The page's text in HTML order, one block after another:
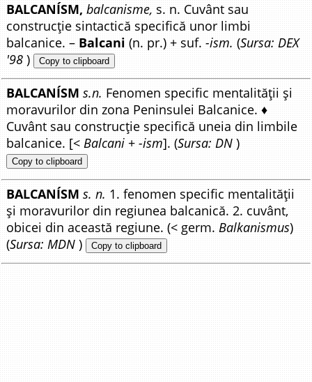
BALCANÍSM, balcanisme, s. n. Cuvânt sau
construcție sintactică specifică unor limbi
balcanice. – Balcani (n. pr.) + suf.-ism. (Sursa: DEX
'98 ) Copy to clipboard
BALCANÍSM s.n. Fenomen specific mentalității și
moravurilor din zona Peninsulei Balcanice. ♦
Cuvânt sau construcție specifică uneia din limbile
balcanice. [<Balcani +-ism]. (Sursa: DN )
Copy to clipboard
BALCANÍSM s. n. 1. fenomen specific mentalității
și moravurilor din regiunea balcanică. 2. cuvânt,
obicei din această regiune. (< germ. Balkanismus)
(Sursa: MDN ) Copy to clipboard